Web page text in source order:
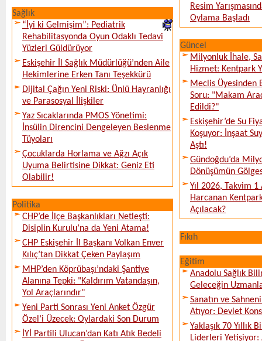
Sağlık
“İyi ki Gelmişim”: Pediatrik
Rehabilitasyonda Oyun Odaklı Tedavi
Yüzleri Güldürüyor
Eskişehir İl Sağlık Müdürlüğü’nden Aile
Hekimlerine Erken Tanı Teşekkürü
Dijital Çağın Yeni Riski: Ünlü Hayranlığı
ve Parasosyal İlişkiler
Yaz Sıcaklarında PMOS Yönetimi:
İnsülin Direncini Dengeleyen Beslenme
Tüyoları
Çocuklarda Horlama ve Ağzı Açık
Uyuma Belirtisine Dikkat: Geniz Eti
Olabilir!
Politika
CHP’de İlçe Başkanlıkları Netleşti:
Disiplin Kurulu’na da Yeni Atama!
CHP Eskişehir İl Başkanı Volkan Enver
Kılıç’tan Dikkat Çeken Paylaşım
MHP’den Köprübaşı’ndaki Şantiye
Alanına Tepki: "Kaldırım Vatandaşın,
Yol Araçlarındır"
Yeni Parti Sonrası Yeni Anket Özgür
Özel’i Üzecek: Oylardaki Son Durum
İYİ Partili Ulucan’dan Katı Atık Bedeli
Resim
Oylama Başladı
Güncel
Milyonluk İhale,
Hizmet: Kentpark
Meclis Üyesinden
Soru: "Makam
Edildi?"
Eskişehir’de Su
Koşuyor: İnşaat
Aştı!
Gündoğdu’da
Dönüşümün
Yıl 2026, Takvim
Harcanan
Açılacak?
Fıkıh
Eğitim
Anadolu Sağlık
Geleceğin
Sanatın ve
Atıyor: Devlet
Yaklaşık 70 Yıllık
Liderleri